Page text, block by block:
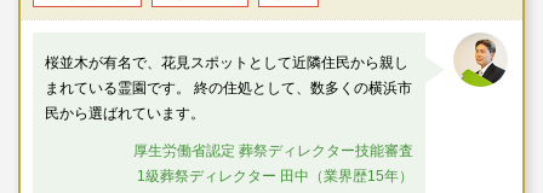
桜並木が有名で、花見スポットとして近隣住民から親し
まれている霊園です。 終の住処として、数多くの横浜市
民から選ばれています。
厚生労働省認定 葬祭ディレクター技能審査
1級葬祭ディレクター 田中（業界歴15年）